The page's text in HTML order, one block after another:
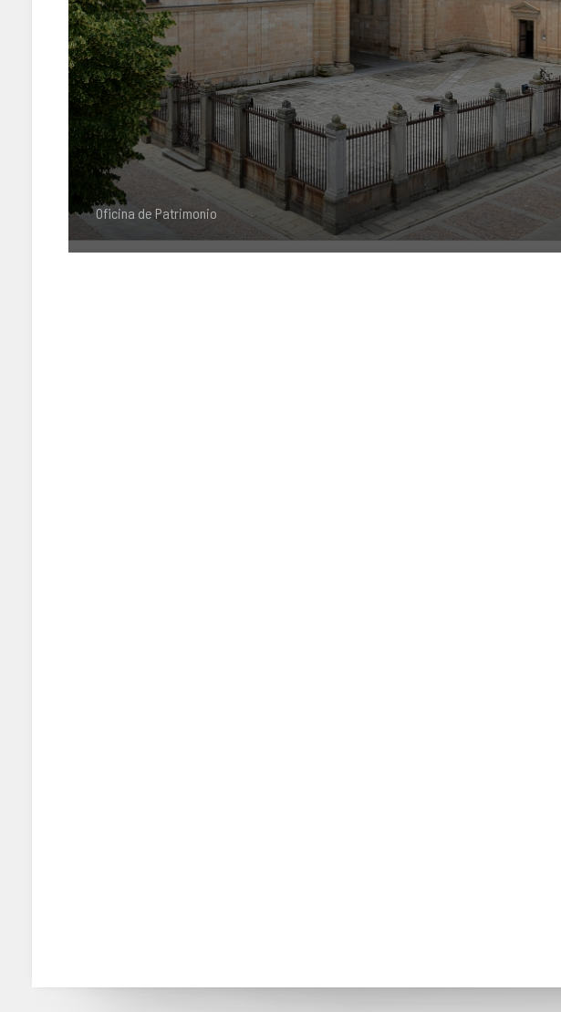
Oficina de Patrimonio